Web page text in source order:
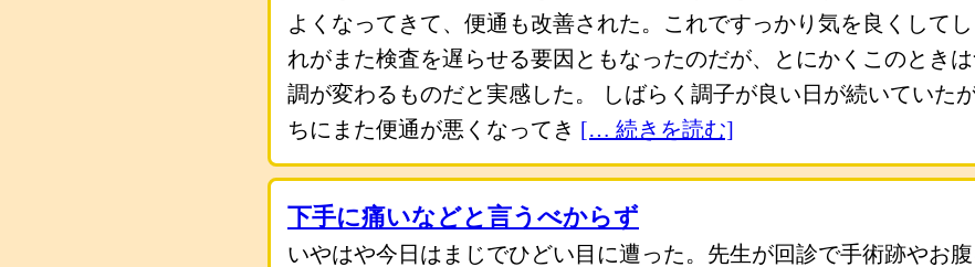
よくなってきて、便通も改善された。これですっかり気を良くして
れがまた検査を遅らせる要因ともなったのだが、とにかくこのとき
調が変わるものだと実感した。 しばらく調子が良い日が続いていた
ちにまた便通が悪くなってき [… 続きを読む]
下手に痛いなどと言うべからず
いやはや今日はまじでひどい目に遭った。先生が回診で手術跡やお